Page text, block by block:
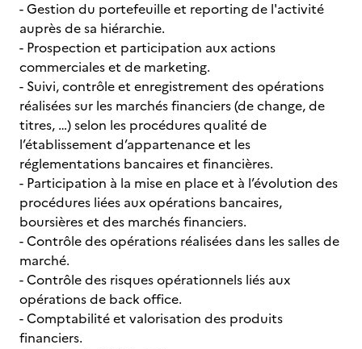
- Gestion du portefeuille et reporting de l'activité
auprès de sa hiérarchie.
- Prospection et participation aux actions
commerciales et de marketing.
- Suivi, contrôle et enregistrement des opérations
réalisées sur les marchés financiers (de change, de
titres, …) selon les procédures qualité de
l’établissement d’appartenance et les
réglementations bancaires et financières.
- Participation à la mise en place et à l’évolution des
procédures liées aux opérations bancaires,
boursières et des marchés financiers.
- Contrôle des opérations réalisées dans les salles de
marché.
- Contrôle des risques opérationnels liés aux
opérations de back office.
- Comptabilité et valorisation des produits
financiers.